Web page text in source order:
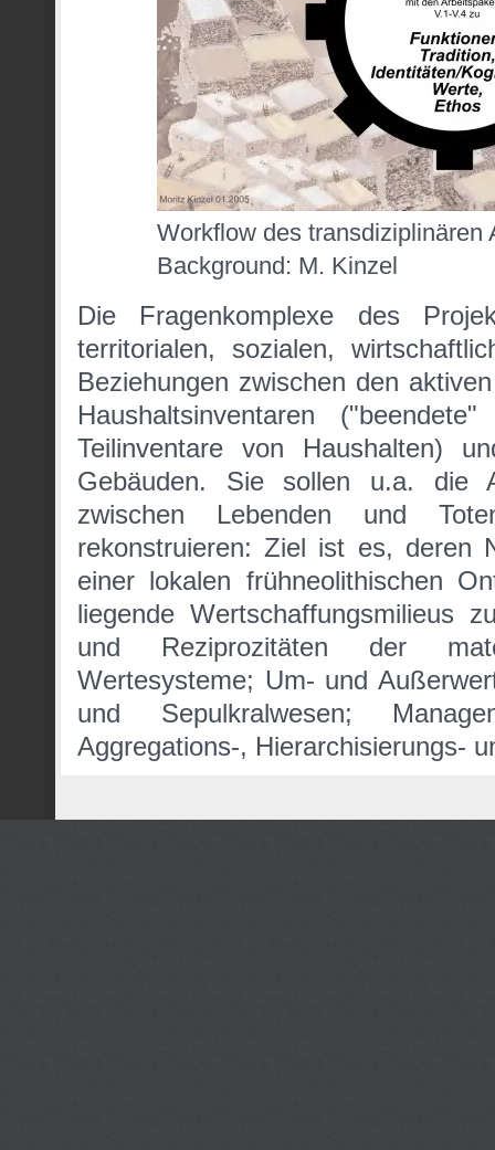
Workflow des
Background: M. Kinzel
Die Fragenkomplexe des
territorialen, sozialen,
Beziehungen zwischen den
Haushaltsinventaren
Teilinventare von Haushalten)
Gebäuden. Sie sollen u.a. die
zwischen Lebenden und
rekonstruieren: Ziel ist es, deren
einer lokalen frühneolithischen
liegende Wertschaffungsmilieus
und Reziprozitäten der
Wertesysteme; Um- und
und Sepulkralwesen;
Aggregations-, Hierarchisierungs-